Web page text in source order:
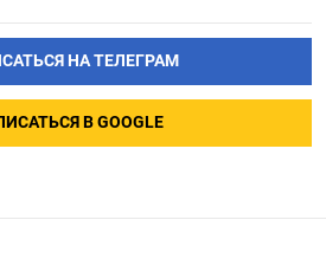
НА ТЕЛЕГРАМ
В GOOGLE